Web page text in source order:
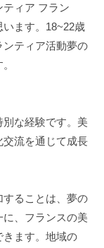
ィア フラン
ます。18~22歳
ティア活動夢の
な経験です。美
交流を通じて成長
ることは、夢の
、フランスの美
きます。地域の